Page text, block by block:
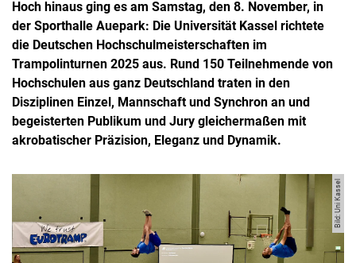
Hoch hinaus ging es am Samstag, den 8. November, in
der Sporthalle Auepark: Die Universität Kassel richtete
die Deutschen Hochschulmeisterschaften im
Trampolinturnen 2025 aus. Rund 150 Teilnehmende von
Hochschulen aus ganz Deutschland traten in den
Disziplinen Einzel, Mannschaft und Synchron an und
begeisterten Publikum und Jury gleichermaßen mit
akrobatischer Präzision, Eleganz und Dynamik.
Bild: Uni Kassel